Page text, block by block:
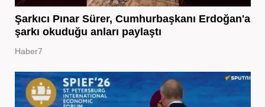
Şarkıcı Pınar Sürer, Cumhurbaşkanı Erdoğan'a
şarkı okuduğu anları paylaştı
Haber7